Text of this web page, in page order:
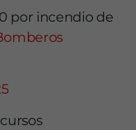
por incendio de